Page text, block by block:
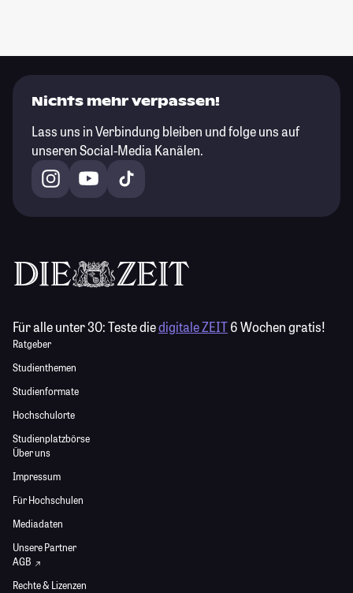
Nichts mehr verpassen!
Lass uns in Verbindung bleiben und folge uns auf
unseren Social-Media Kanälen.
Für alle unter 30:Teste diedigitale ZEIT6 Wochen gratis!
Ratgeber
Studienthemen
Studienformate
Hochschulorte
Studienplatzbörse
Über uns
Impressum
Für Hochschulen
Mediadaten
Unsere Partner
AGB
Rechte & Lizenzen